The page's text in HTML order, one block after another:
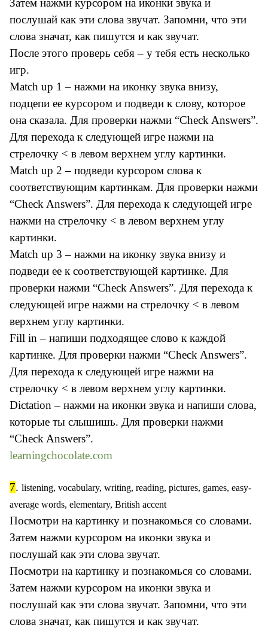
Затем нажми курсором на иконки звука и
послушай как эти слова звучат. Запомни, что эти
слова значат, как пишутся и как звучат.
После этого проверь себя – у тебя есть несколько
игр.
Match up 1 – нажми на иконку звука внизу,
подцепи ее курсором и подведи к слову, которое
она сказала. Для проверки нажми “Check Answers”.
Для перехода к следующей игре нажми на
стрелочку < в левом верхнем углу картинки.
Match up 2 – подведи курсором слова к
соответствующим картинкам. Для проверки нажми
“Check Answers”. Для перехода к следующей игре
нажми на стрелочку < в левом верхнем углу
картинки.
Match up 3 – нажми на иконку звука внизу и
подведи ее к соответствующей картинке. Для
проверки нажми “Check Answers”. Для перехода к
следующей игре нажми на стрелочку < в левом
верхнем углу картинки.
Fill in – напиши подходящее слово к каждой
картинке. Для проверки нажми “Check Answers”.
Для перехода к следующей игре нажми на
стрелочку < в левом верхнем углу картинки.
Dictation – нажми на иконки звука и напиши слова,
которые ты слышишь. Для проверки нажми
“Check Answers”.
learningchocolate.com
7. listening, vocabulary, writing, reading, pictures, games, easy-
average words, elementary, British accent
Посмотри на картинку и познакомься со словами.
Затем нажми курсором на иконки звука и
послушай как эти слова звучат.
Посмотри на картинку и познакомься со словами.
Затем нажми курсором на иконки звука и
послушай как эти слова звучат. Запомни, что эти
слова значат, как пишутся и как звучат.